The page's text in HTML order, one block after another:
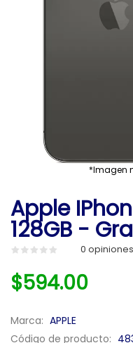
*Imagen
Apple
128GB -
0 opiniones
$594.00
Marca: APPLE
Código de producto: